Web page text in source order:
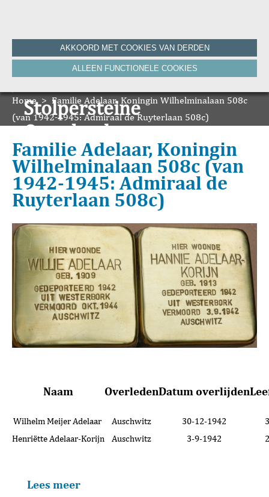
Home
Historie
Bronnen
De Krant van Gisteren 100 jaar
De Krant van Gisteren 75 jaar
Bibliografie
Nieuws
HVV-WebNieuws
Stolpersteine
Onze boeken
Vereniging
Foto's van de vereniging
ANBI
Contact
Zoeken
AKKOORD MET COOKIES VAN DERDEN
ALLEEN FUNCTIONELE COOKIES
Home > Familie Adelaar, Koningin Wilhelminalaan 508c
(van 1942-1945: Admiraal de Ruyterlaan 508c)
Familie Adelaar, Koningin
Wilhelminalaan 508c (van
1942-1945: Admiraal de
Ruyterlaan 508c)
Naam OverledenDatum overlijden
Wilhelm Meijer Adelaar Auschwitz 30-12-1942
Henriëtte Adelaar-Korijn
Auschwitz 3-9-1942
Lees meer